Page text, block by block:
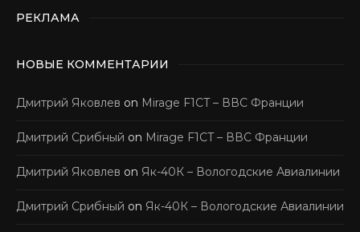
РЕКЛАМА
НОВЫЕ КОММЕНТАРИИ
Дмитрий Яковлев on Mirage F1CT – ВВС Франции
Дмитрий Срибный on Mirage F1CT – ВВС Франции
Дмитрий Яковлев on Як-40К – Вологодские Авиалинии
Дмитрий Срибный on Як-40К – Вологодские Авиалинии